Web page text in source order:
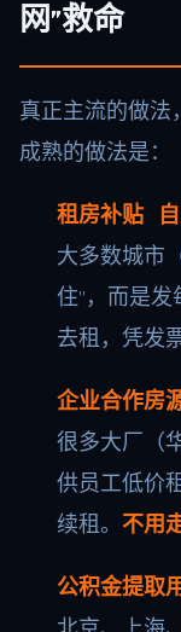
网”救命
真正主流的做法
成熟的做法是：
租房补贴
大多数城市
住”，而是
去租，凭发
企业合作房
很多大厂（
供员工低价
续租。 不用
公积金提取